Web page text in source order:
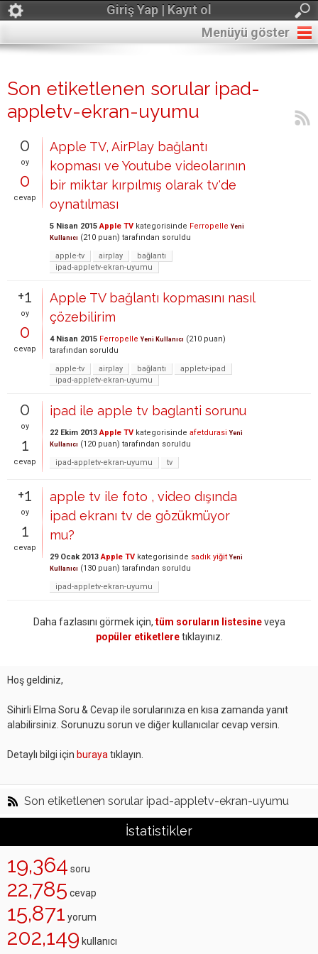
Giriş Yap | Kayıt ol
Menüyü göster
Son etiketlenen sorular ipad-
appletv-ekran-uyumu
0
oy
0
cevap
Apple TV, AirPlay bağlantı
kopması ve Youtube videolarının
bir miktar kırpılmış olarak tv'de
oynatılması
5 Nisan 2015 Apple TV kategorisinde Ferropelle Yeni
Kullanıcı (210 puan) tarafından soruldu
apple-tv
airplay
bağlantı
ipad-appletv-ekran-uyumu
+1
oy
0
cevap
Apple TV bağlantı kopmasını nasıl
çözebilirim
4 Nisan 2015 Ferropelle Yeni Kullanıcı (210 puan)
tarafından soruldu
apple-tv
airplay bağlantı
appletv-ipad
ipad-appletv-ekran-uyumu
0
oy
1
cevap
ipad ile apple tv baglanti sorunu
22 Ekim 2013 Apple TV kategorisinde afetdurasi Yeni
Kullanıcı (120 puan) tarafından soruldu
ipad-appletv-ekran-uyumu
tv
+1
oy
1
cevap
apple tv ile foto , video dışında
ipad ekranı tv de gözükmüyor
mu?
29 Ocak 2013 Apple TV kategorisinde sadık yiğit Yeni
Kullanıcı (130 puan) tarafından soruldu
ipad-appletv-ekran-uyumu
Daha fazlasını görmek için, tüm soruların listesineveya
popüler etiketleretıklayınız.
Hoş geldiniz,
Sihirli Elma Soru & Cevap ile sorularınıza en kısa zamanda yanıt
alabilirsiniz. Sorunuzu sorun ve diğer kullanıcılar cevap versin.
Detaylı bilgi için buraya tıklayın.
Son etiketlenen sorular ipad-appletv-ekran-uyumu
İstatistikler
19,364 soru
22,785 cevap
15,871 yorum
202,149 kullanıcı